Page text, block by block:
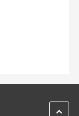
nové kartě
ZPĚT